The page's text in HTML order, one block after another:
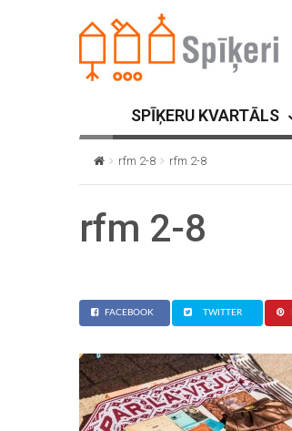
SPĪĶERU KVARTĀLS
rfm 2-8 rfm 2-8
rfm 2-8
FACEBOOK TWITTER